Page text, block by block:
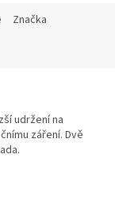
Značka
udržení na
záření. Dvě